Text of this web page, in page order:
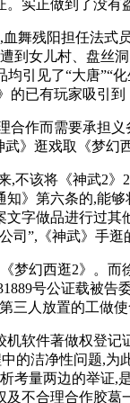
实正做到了没
残阳担任法式
到女儿村、盘丝
见了“大唐”“
已有玩家吸引
而需要承担义
》逛戏取《梦幻
该将《神武2》
》第六条的,能
字做品进行过
司”,《神武》手
西逛2》。而
号公证载被
三人放置的工做
件著做权登记
的洁净性问题,
考量两边的举证
不合理合作胶